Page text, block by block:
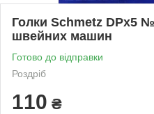
Голки Schmetz DPx5
швейних машин
Готово до відправки
Роздріб
110 ₴